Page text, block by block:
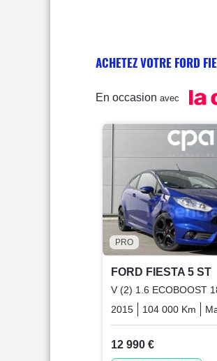
ACHETEZ VOTRE FORD
En occasion avec
PRO
FORD FIESTA 5 ST
V (2) 1.6 ECOBOOST
2015
104 000 Km
12 990 €